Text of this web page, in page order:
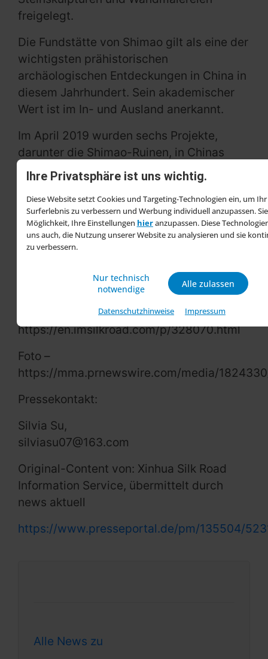
Ihre Privatsphäre ist uns wichtig.
Diese Website setzt Cookies und Targeting-Technologien ein, um Ihr
Surferlebnis zu verbessern und Werbung individuell anzupassen.
Möglichkeit, Ihre Einstellungen hieranzupassen. Diese
uns auch, die Nutzung unserer Website zu analysieren und sie
zu verbessern.
Nur technisch
notwendige
Alle zulassen
Datenschutzhinweise Impressum
freigelegt.
Die Fundstätte von Shimao gilt als eine der
wichtigsten prähistorischen
archäologischen Entdeckungen in China in
diesem Jahrhundert. Sein akademischer
Wert ist im In- und Ausland anerkannt.
Im April 2019 wurden sechs Projekte,
darunter die Shimao-Ruinen, in Chinas
Vorschlagsliste für Welterbestätten
aufgenommen. Darüber hinaus wurde die
neolithische Stadt Shimao im Dezember
2020 von der US-amerikanischen
Zeitschrift Archaeology in die Liste der
zehn wichtigsten archäologischen Funde
des vergangenen Jahrzehnts
aufgenommen.
https://en.imsilkroad.com/p/328070.html
Foto –
https://mma.prnewswire.com/media/
Pressekontakt:
Silvia Su,
silviasu07@163.com
Original-Content von: Xinhua Silk Road
Information Service, übermittelt durch
news aktuell
https://www.presseportal.de/pm/135504/
Alle News zu